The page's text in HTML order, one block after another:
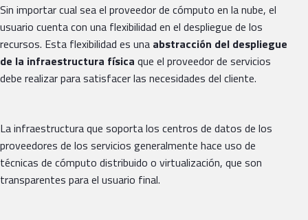
Sin importar cual sea el proveedor de cómputo en la nube, el
usuario cuenta con una flexibilidad en el despliegue de los
recursos. Esta flexibilidad es una abstracción del despliegue
de la infraestructura física que el proveedor de servicios
debe realizar para satisfacer las necesidades del cliente.
La infraestructura que soporta los centros de datos de los
proveedores de los servicios generalmente hace uso de
técnicas de cómputo distribuido o virtualización, que son
transparentes para el usuario final.